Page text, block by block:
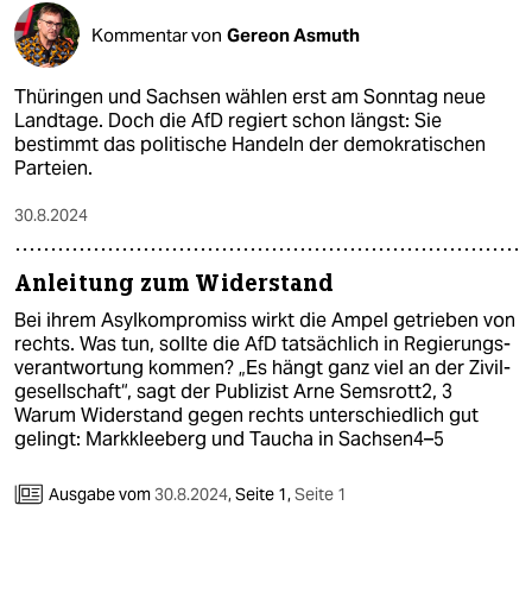
Kommentar von Gereon Asmuth
Thüringen und Sachsen wählen erst am Sonntag neue
Landtage. Doch die AfD regiert schon längst: Sie
bestimmt das politische Handeln der demokratischen
Parteien.
30.8.2024
Anleitung zum Widerstand
Bei ihrem Asylkompromiss wirkt die Ampel getrieben von
rechts. Was tun, sollte die AfD tatsächlich in Regierungs­
verantwortung kommen? „Es hängt ganz viel an der Zivil­
gesell­schaft“, sagt der Publizist Arne Semsrott2, 3
Warum Widerstand gegen rechts unterschiedlich gut
gelingt: Markkleeberg und Taucha in Sachsen4–5
Ausgabe vom30.8.2024,Seite 1,Seite 1